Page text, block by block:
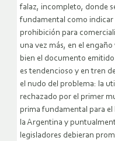
falaz, incompleto, donde
fundamental como indicar
prohibición para
una vez más, en el
bien el documento emitido
es tendencioso y en tren
el nudo del problema: la
rechazado por el primer
prima fundamental para
la Argentina y
legisladores debieran